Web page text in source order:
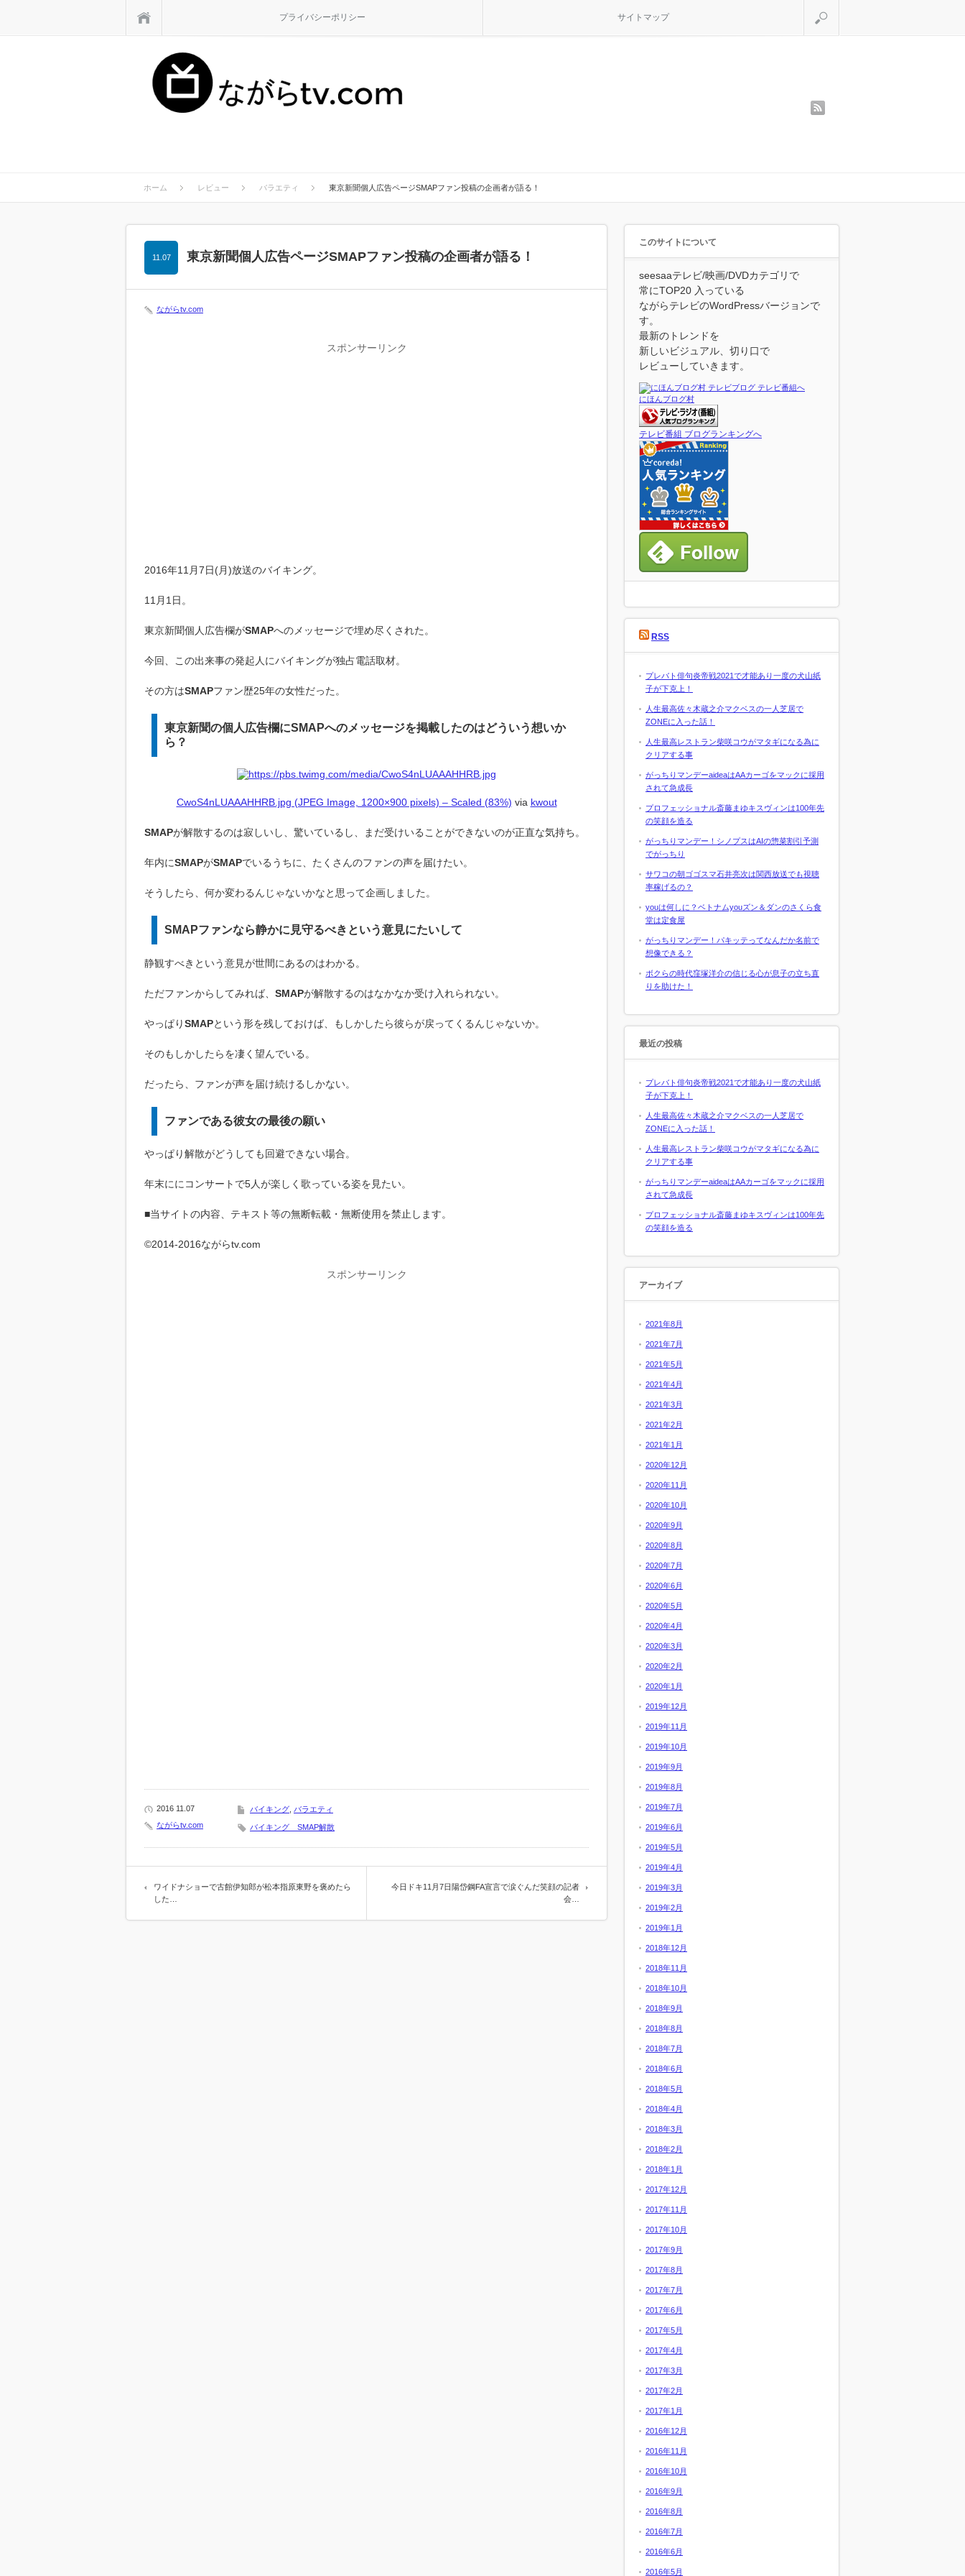
プライバシーポリシー サイトマップ
ホーム レビュー バラエティ 東京新聞個人広告ページSMAPファン投稿の企画者が語る！
東京新聞個人広告ページSMAPファン投稿の企画者が語る！
11.07
ながらtv.com
スポンサーリンク
2016年11月7日(月)放送のバイキング。
11月1日。
東京新聞個人広告欄がSMAPへのメッセージで埋め尽くされた。
今回、この出来事の発起人にバイキングが独占電話取材。
その方はSMAPファン歴25年の女性だった。
東京新聞の個人広告欄にSMAPへのメッセージを掲載したのはどういう想いか
ら？
CwoS4nLUAAAHHRB.jpg (JPEG Image, 1200×900 pixels) – Scaled (83%) via kwout
SMAPが解散するのは寂しいし、驚いているし、まだ受けいることができないのが正直な気持ち。
年内にSMAPがSMAPでいるうちに、たくさんのファンの声を届けたい。
そうしたら、何か変わるんじゃないかなと思って企画しました。
SMAPファンなら静かに見守るべきという意見にたいして
静観すべきという意見が世間にあるのはわかる。
ただファンからしてみれば、 SMAPが解散するのはなかなか受け入れられない。
やっぱりSMAPという形を残しておけば、もしかしたら彼らが戻ってくるんじゃないか。
そのもしかしたらを凄く望んでいる。
だったら、ファンが声を届け続けるしかない。
ファンである彼女の最後の願い
やっぱり解散がどうしても回避できない場合。
年末ににコンサートで5人が楽しく歌っている姿を見たい。
■当サイトの内容、テキスト等の無断転載・無断使用を禁止します。
©2014-2016ながらtv.com
スポンサーリンク
2016 11.07
ながらtv.com
バイキング バラエティ
バイキング SMAP解散
ワイドナショーで古館伊知郎が松本指原東野を褒めたら
した…
今日ドキ11月7日陽岱鋼FA宣言で涙ぐんだ笑顔の記者
会…
このサイトについて
seesaaテレビ/映画/DVDカテゴリで
常にTOP20 入っている
ながらテレビのWordPressバージョンで
す。
最新のトレンドを
新しいビジュアル、切り口で
レビューしていきます。
にほんブログ村
テレビ番組 ブログランキングへ
RSS
プレバト俳句炎帝戦2021で才能あり一度の犬山紙
子が下克上！
人生最高佐々木蔵之介マクベスの一人芝居で
ZONEに入った話！
人生最高レストラン柴咲コウがマタギになる為に
クリアする事
がっちりマンデーaideaはAAカーゴをマックに採用
されて急成長
プロフェッショナル斎藤まゆキスヴィンは100年先
の笑顔を造る
がっちりマンデー！シノプスはAIの惣菜割引予測
でがっちり
サワコの朝ゴゴスマ石井亮次は関西放送でも視聴
率稼げるの？
youは何しに？ベトナムyouズン＆ダンのさくら食
堂は定食屋
がっちりマンデー！パキッテってなんだか名前で
想像できる？
ボクらの時代窪塚洋介の信じる心が息子の立ち直
りを助けた！
最近の投稿
プレバト俳句炎帝戦2021で才能あり一度の犬山紙
子が下克上！
人生最高佐々木蔵之介マクベスの一人芝居で
ZONEに入った話！
人生最高レストラン柴咲コウがマタギになる為に
クリアする事
がっちりマンデーaideaはAAカーゴをマックに採用
されて急成長
プロフェッショナル斎藤まゆキスヴィンは100年先
の笑顔を造る
アーカイブ
2021年8月
2021年7月
2021年5月
2021年4月
2021年3月
2021年2月
2021年1月
2020年12月
2020年11月
2020年10月
2020年9月
2020年8月
2020年7月
2020年6月
2020年5月
2020年4月
2020年3月
2020年2月
2020年1月
2019年12月
2019年11月
2019年10月
2019年9月
2019年8月
2019年7月
2019年6月
2019年5月
2019年4月
2019年3月
2019年2月
2019年1月
2018年12月
2018年11月
2018年10月
2018年9月
2018年8月
2018年7月
2018年6月
2018年5月
2018年4月
2018年3月
2018年2月
2018年1月
2017年12月
2017年11月
2017年10月
2017年9月
2017年8月
2017年7月
2017年6月
2017年5月
2017年4月
2017年3月
2017年2月
2017年1月
2016年12月
2016年11月
2016年10月
2016年9月
2016年8月
2016年7月
2016年6月
2016年5月